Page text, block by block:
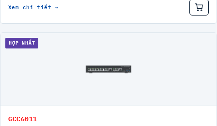
Xem chi tiết →
HỢP NHẤT
GCC6011